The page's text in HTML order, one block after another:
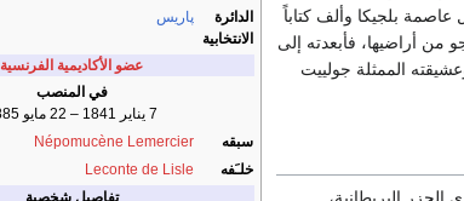
الدائرة
الانتخابية
پاريس
عضو الأكاديمية الفرنسية
في المنصب
7 يناير 1841 – 22 مايو 1885
سبقه
Népomucène Lemercier
خلـَفه
Leconte de Lisle
الأول إلى بروكسل عاصمة بلجيكا وألف كتاباً
من أراضيها، فأبعدته إلى
الممثلة جولييت